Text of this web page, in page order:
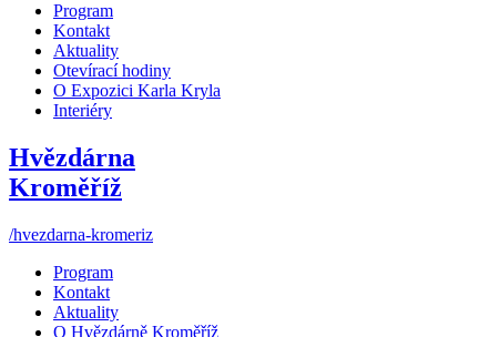
Program
Kontakt
Aktuality
Otevírací hodiny
O Expozici Karla Kryla
Interiéry
Hvězdárna
Kroměříž
/hvezdarna-kromeriz
Program
Kontakt
Aktuality
O Hvězdárně Kroměříž